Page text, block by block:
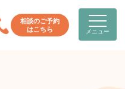
相談のご予約
はこちら
メニュー